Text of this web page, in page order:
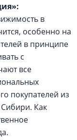
в
особенно на
в принципе
с
все
покупателей из
Как